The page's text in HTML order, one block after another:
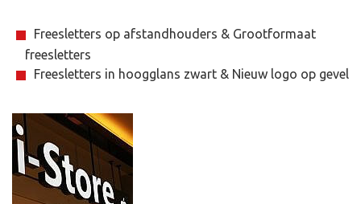
Freesletters op afstandhouders & Grootformaat
freesletters
Freesletters in hoogglans zwart & Nieuw logo op gevel